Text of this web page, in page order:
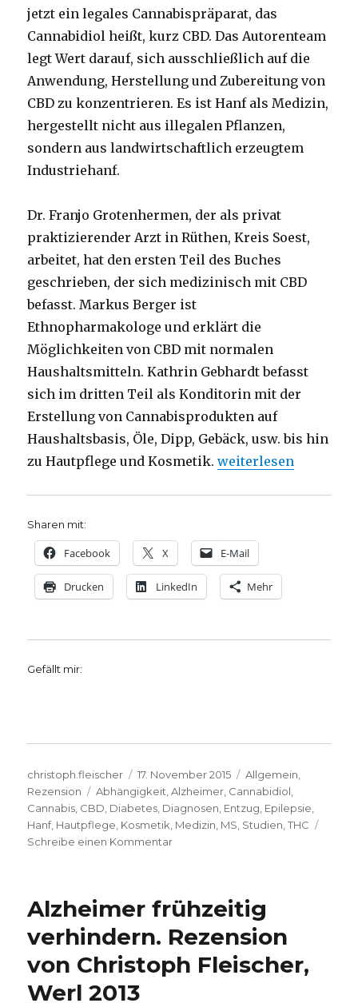
jetzt ein legales Cannabispräparat, das
Cannabidiol heißt, kurz CBD. Das Autorenteam
legt Wert darauf, sich ausschließlich auf die
Anwendung, Herstellung und Zubereitung von
CBD zu konzentrieren. Es ist Hanf als Medizin,
hergestellt nicht aus illegalen Pflanzen,
sondern aus landwirtschaftlich erzeugtem
Industriehanf.
Dr. Franjo Grotenhermen, der als privat
praktizierender Arzt in Rüthen, Kreis Soest,
arbeitet, hat den ersten Teil des Buches
geschrieben, der sich medizinisch mit CBD
befasst. Markus Berger ist
Ethnopharmakologe und erklärt die
Möglichkeiten von CBD mit normalen
Haushaltsmitteln. Kathrin Gebhardt befasst
sich im dritten Teil als Konditorin mit der
Erstellung von Cannabisprodukten auf
Haushaltsbasis, Öle, Dipp, Gebäck, usw. bis hin
zu Hautpflege und Kosmetik.„Kein Haschisch,
weiterlesen
Sharen mit:
Facebook X E-Mail
Drucken LinkedIn Mehr
Gefällt mir:
Autor
christoph.fleischer
Veröffentlicht
am
17. November 2015 Kategorien
Allgemein
Rezension
Schlagwörter
Abhängigkeit ,Alzheimer Cannabidiol
Cannabis CBD Diabetes Diagnosen Entzug Epilepsie
Hanf, Hautpflege Kosmetik Medizin MS Studien ,THC
Schreibe einen Kommentarzu
Cannabis,
von
Christoph
Fleischer,
Alzheimer frühzeitig
verhindern. Rezension
von Christoph Fleischer,
Werl 2013